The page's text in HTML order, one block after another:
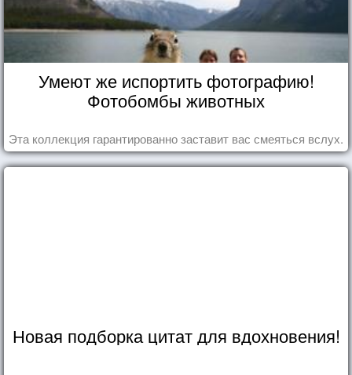
Умеют же испортить фотографию!
Фотобомбы животных
Эта коллекция гарантированно заставит вас смеяться вслух.
Новая подборка цитат для вдохновения!